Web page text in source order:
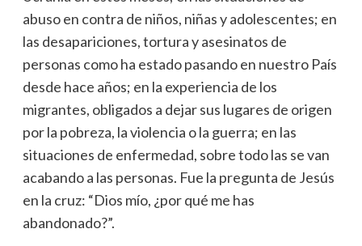
abuso en contra de niños, niñas y adolescentes; en
las desapariciones, tortura y asesinatos de
personas como ha estado pasando en nuestro País
desde hace años; en la experiencia de los
migrantes, obligados a dejar sus lugares de origen
por la pobreza, la violencia o la guerra; en las
situaciones de enfermedad, sobre todo las se van
acabando a las personas. Fue la pregunta de Jesús
en la cruz: “Dios mío, ¿por qué me has
abandonado?”.